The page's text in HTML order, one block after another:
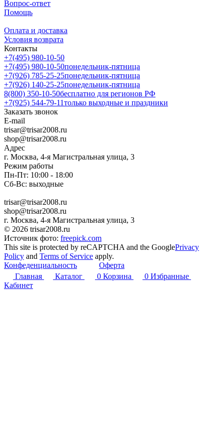
Вопрос-ответ
Помощь
Оплата и доставка
Условия возврата
Контакты
+7(495) 980-10-50
+7(495) 980-10-50понедельник-пятница
+7(926) 785-25-25понедельник-пятница
+7(926) 140-25-25понедельник-пятница
8(800) 350-10-50бесплатно для регионов РФ
+7(925) 544-79-11только выходные и праздники
Заказать звонок
E-mail
trisar@trisar2008.ru
shop@trisar2008.ru
Адрес
г. Москва, 4-я Магистральная улица, 3
Режим работы
Пн-Пт: 10:00 - 18:00
Сб-Вс: выходные
trisar@trisar2008.ru
shop@trisar2008.ru
г. Москва, 4-я Магистральная улица, 3
© 2026 trisar2008.ru
Источник фото: freepick.com
This site is protected by reCAPTCHA and the GooglePrivacy
Policy and Terms of Service apply.
Конфеденциальность
Оферта
Главная
Каталог 0 Корзина 0 Избранные
Кабинет